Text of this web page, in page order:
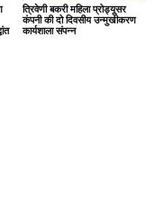
त्रिवेणी बकरी महिला प्रोड्यूसर
कंपनी की दो दिवसीय उन्मुखीकरण
कार्यशाला संपन्न